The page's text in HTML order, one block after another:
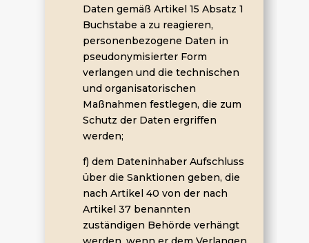
Daten gemäß Artikel 15 Absatz 1
Buchstabe a zu reagieren,
personenbezogene Daten in
pseudonymisierter Form
verlangen und die technischen
und organisatorischen
Maßnahmen festlegen, die zum
Schutz der Daten ergriffen
werden;
f) dem Dateninhaber Aufschluss
über die Sanktionen geben, die
nach Artikel 40 von der nach
Artikel 37 benannten
zuständigen Behörde verhängt